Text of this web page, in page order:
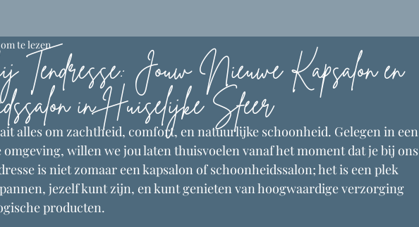
Tendresse: Jouw Nieuwe Kapsalon en
in Huiselijke Sfeer
te lezen
alles om zachtheid, comfort, en natuurlijke schoonheid. Gelegen in een
willen we jou laten thuisvoelen vanaf het moment dat je bij ons
is niet zomaar een kapsalon of schoonheidssalon; het is een plek
jezelf kunt zijn, en kunt genieten van hoogwaardige verzorging
producten.